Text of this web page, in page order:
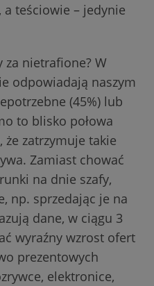
teściowie – jedynie
za nietrafione? W
odpowiadają naszym
(45%) lub
to blisko połowa
zatrzymuje takie
Zamiast chować
na dnie szafy,
np. sprzedając je na
dane, w ciągu 3
wyraźny wzrost ofert
prezentowych
elektronice,